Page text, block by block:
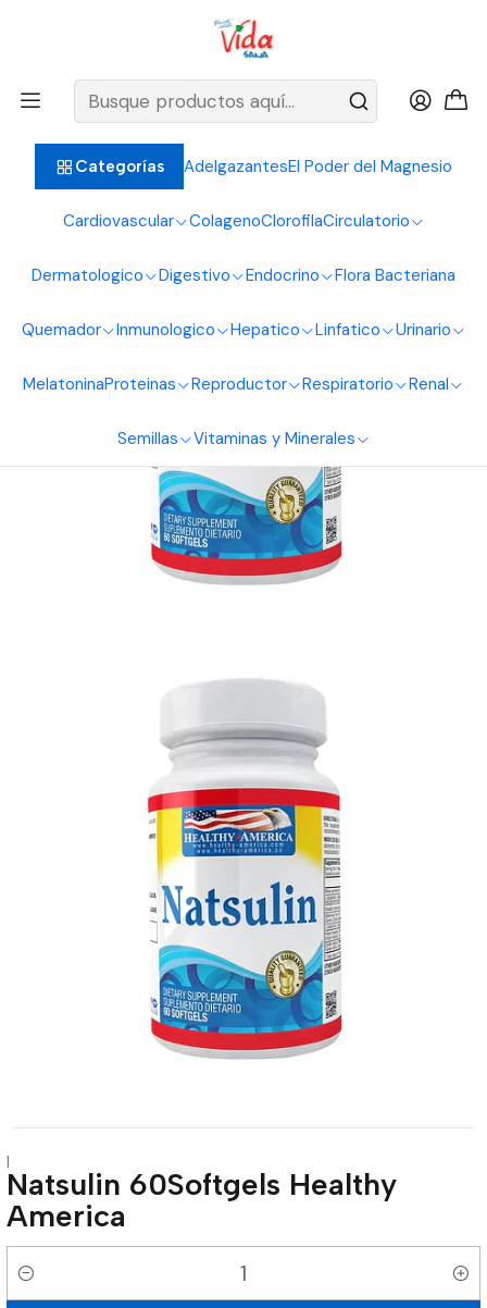
Categorías AdelgazantesEl Poder del Magnesio
Cardiovascular ColagenoClorofilaCirculatorio
Dermatologico Digestivo Endocrino Flora Bacteriana
Quemador Inmunologico Hepatico Linfatico Urinario
MelatoninaProteinas Reproductor Respiratorio Renal
Semillas Vitaminas y Minerales
BIENVENIDOS ALIMENTOS NATURALES VIDA SANA
Natsulin 60Softgels Healthy America
|
Natsulin 60Softgels Healthy
America
Cantidad